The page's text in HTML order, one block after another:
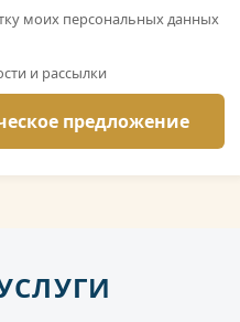
моих персональных данных
и рассылки